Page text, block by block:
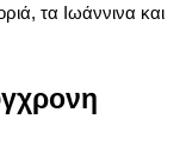
τα Ιωάννινα και